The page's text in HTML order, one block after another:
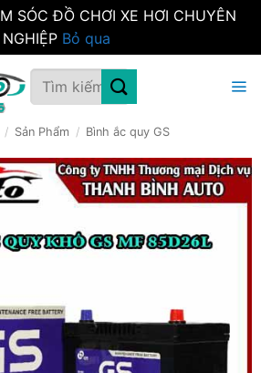
SÓC ĐỒ CHƠI XE HƠI CHUYÊN
NGHIỆP Bỏ qua
Tìm
kiếm:
/ Sản Phẩm / Bình ắc quy GS